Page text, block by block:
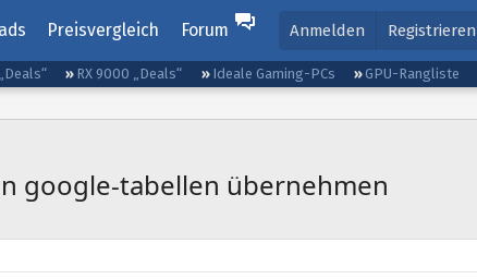
Preisvergleich Forum Anmelden Registrieren
RX 9000 „Deals“ Ideale Gaming-PCs GPU-Rangliste
google-tabellen übernehmen